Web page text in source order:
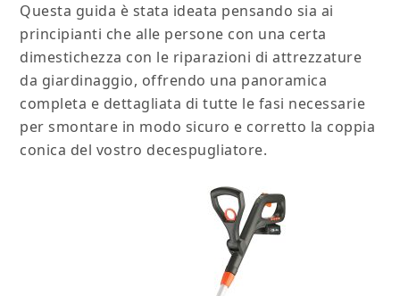
Questa guida è stata ideata pensando sia ai
principianti che alle persone con una certa
dimestichezza con le riparazioni di attrezzature
da giardinaggio, offrendo una panoramica
completa e dettagliata di tutte le fasi necessarie
per smontare in modo sicuro e corretto la coppia
conica del vostro decespugliatore.